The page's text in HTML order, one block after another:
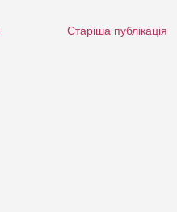
Старіша публікація